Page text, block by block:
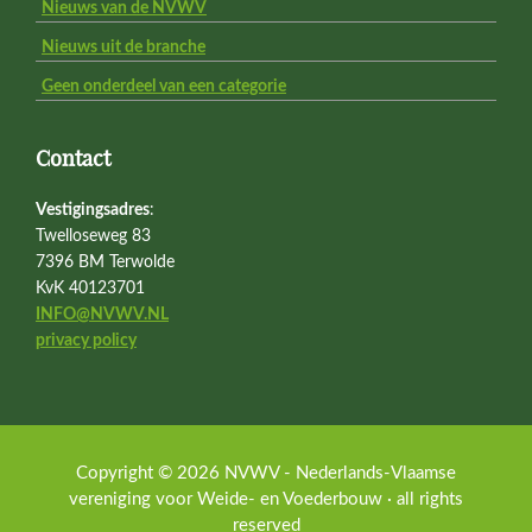
Nieuws van de NVWV
Nieuws uit de branche
Geen onderdeel van een categorie
Contact
Vestigingsadres:
Twelloseweg 83
7396 BM Terwolde
KvK 40123701
INFO@NVWV.NL
privacy policy
Copyright © 2026 NVWV - Nederlands-Vlaamse
vereniging voor Weide- en Voederbouw · all rights
reserved